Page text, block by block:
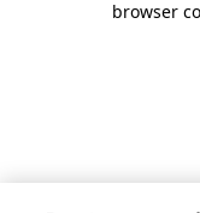
browser